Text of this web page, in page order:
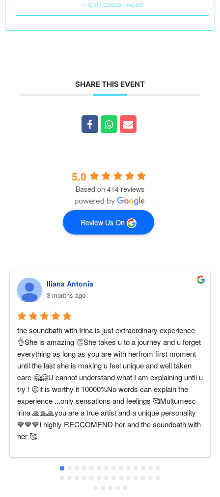
simtă văzut, în siguranță și sprijinit să-și (re)descopere
lumina, adevărul și forța inimii. Lucrul meu este
+ iCal / Outlook export
SHARE THIS EVENT
5.0
Based on 414 reviews
Review Us On
Iliana Antonia
3 months ago
the soundbath with Irina is just extraordinary experience
👌She is amazing 👏She takes u to a journey and u forget
everything as long as you are with herfrom first moment
until the last she is making u feel unique and well taken
care 🤗🤗U cannot understand what I am explaining until u
try ! 😉it is worthy it 10000%No words can explain the
experience ...only sensations and feelings 🥰Mulțumesc
irina 🙏🙏🙏you are a true artist and a unique personality
💙💙💙I highly RECCOMEND her and the soundbath with
her 🥰